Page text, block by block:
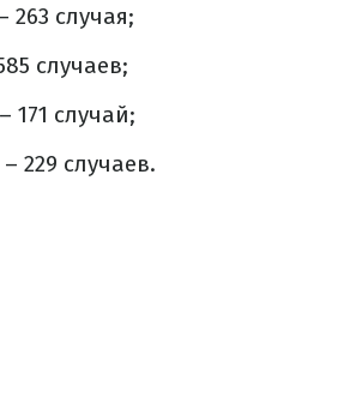
263 случая;
случаев;
171 случай;
229 случаев.